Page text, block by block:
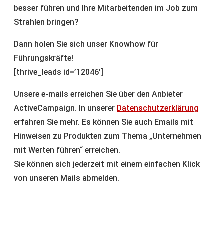
besser führen und Ihre Mitarbeitenden im Job zum
Strahlen bringen?
Dann holen Sie sich unser Knowhow für
Führungskräfte!
[thrive_leads id=’12046′]
Unsere e-mails erreichen Sie über den Anbieter
ActiveCampaign. In unserer Datenschutzerklärung
erfahren Sie mehr. Es können Sie auch Emails mit
Hinweisen zu Produkten zum Thema „Unternehmen
mit Werten führen“ erreichen.
Sie können sich jederzeit mit einem einfachen Klick
von unseren Mails abmelden.